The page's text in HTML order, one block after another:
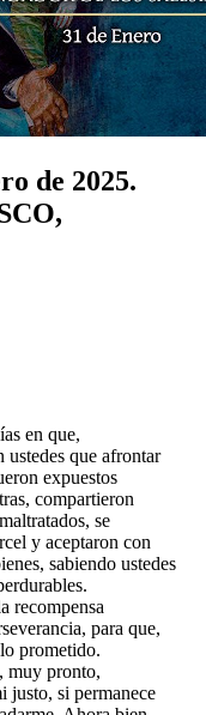
de 2025.
en que,
que afrontar
expuestos
compartieron
se
y aceptaron con
sabiendo ustedes
recompensa
para que,
prometido.
muy pronto,
justo, si permanece